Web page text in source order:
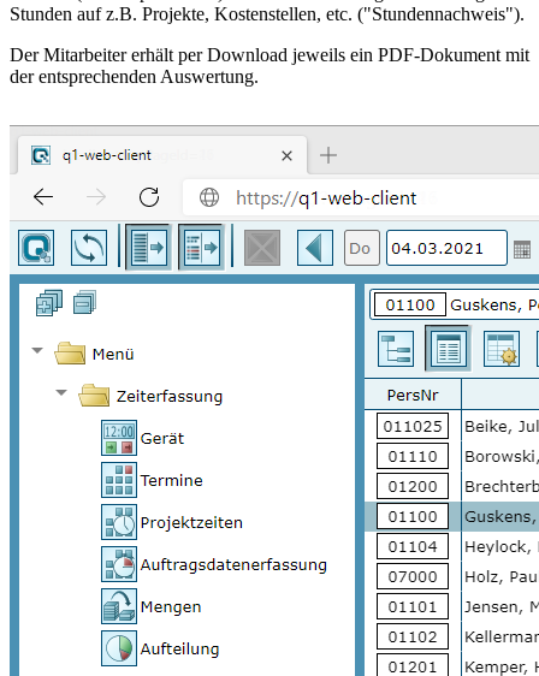
Stunden auf z.B. Projekte, Kostenstellen, etc. ("Stundennachweis").
Der Mitarbeiter erhält per Download jeweils ein PDF-Dokument mit
der entsprechenden Auswertung.